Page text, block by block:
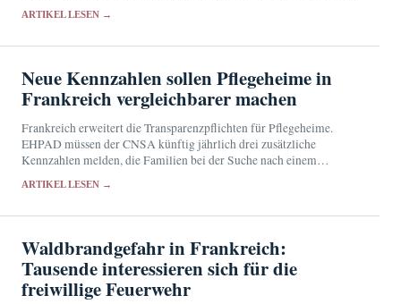
ARTIKEL LESEN →
Neue Kennzahlen sollen Pflegeheime in
Frankreich vergleichbarer machen
Frankreich erweitert die Transparenzpflichten für Pflegeheime.
EHPAD müssen der CNSA künftig jährlich drei zusätzliche
Kennzahlen melden, die Familien bei der Suche nach einem
ARTIKEL LESEN →
Waldbrandgefahr in Frankreich:
Tausende interessieren sich für die
freiwillige Feuerwehr